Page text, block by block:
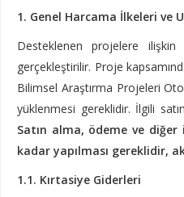
1. Genel Harcama İlkeleri ve
Desteklenen projelere
gerçekleştirilir. Proje
Bilimsel Araştırma Projeleri
yüklenmesi gereklidir. İlgili
Satın alma, ödeme ve
kadar yapılması gereklidir,
1.1. Kırtasiye Giderleri